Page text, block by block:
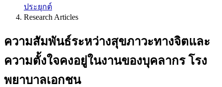
ประยุกต์
Research Articles
ความสัมพันธ์ระหว่างสุขภาวะทางจิตและ
ความตั้งใจคงอยู่ในงานของบุคลากร โรง
พยาบาลเอกชน